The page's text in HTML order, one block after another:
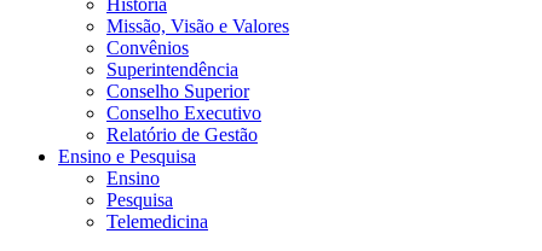
História
Missão, Visão e Valores
Convênios
Superintendência
Conselho Superior
Conselho Executivo
Relatório de Gestão
Ensino e Pesquisa
Ensino
Pesquisa
Telemedicina